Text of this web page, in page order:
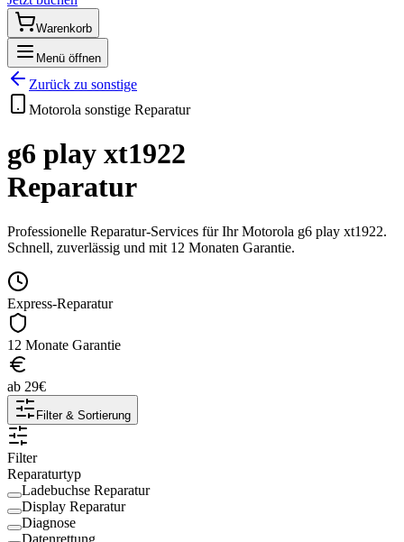
Warenkorb
Menü öffnen
Zurück zu sonstige
Motorola sonstige Reparatur
g6 play xt1922
Reparatur
Professionelle Reparatur-Services für IhrMotorola g6 play xt1922.
Schnell, zuverlässig und mit 12 Monaten Garantie.
Express-Reparatur
12 Monate Garantie
ab 29€
Filter & Sortierung
Filter
Reparaturtyp
Ladebuchse Reparatur
Display Reparatur
Diagnose
Datenrettung